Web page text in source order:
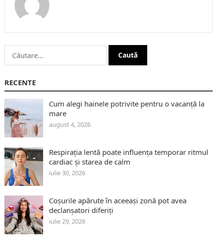
Caută
după:
RECENTE
Cum alegi hainele potrivite pentru o vacanță la
mare
august 4, 2026
Respirația lentă poate influența temporar ritmul
cardiac și starea de calm
iulie 30, 2026
Coșurile apărute în aceeași zonă pot avea
declanșatori diferiți
iulie 29, 2026